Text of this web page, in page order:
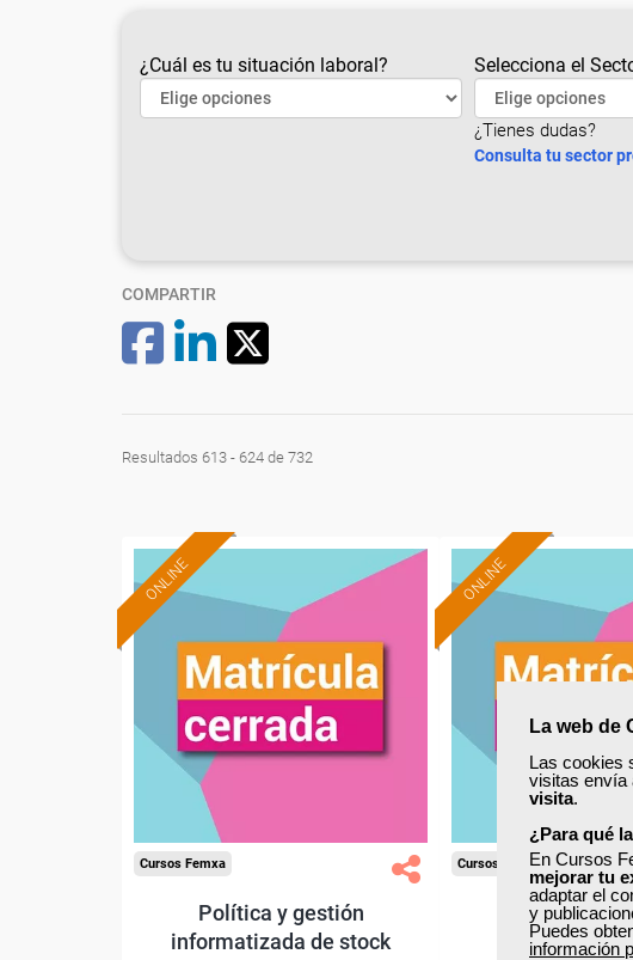
La web de
Las cookies
visitas envía
visita.
¿Para qué
En Cursos
mejorar tu
adaptar el
y
Puedes
información
¿Cuál es tu situación laboral? Selecciona el
¿Tienes dudas?
Consulta tu sector
COMPARTIR
Resultados 613 - 624 de 732
ONLINE
Cursos Femxa
Política y gestión
informatizada de stock
ONLINE
Cursos Femxa
Gestión de